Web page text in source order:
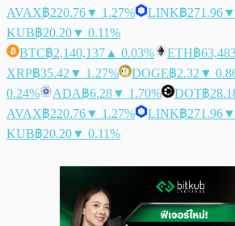
AVAX฿220.76▼ 1.27% LINK฿271.96▼
KUB฿20.20▼ 0.11%
BTC฿2,140,137 ▲ 0.03% ETH฿
XRP฿35.42 ▼ 1.27% DOGE฿2.32 ▼
0.24%
ADA฿6.28▼ 1.70% DOT฿
AVAX฿220.76▼ 1.27% LINK฿271.96▼
KUB฿20.20▼ 0.11%